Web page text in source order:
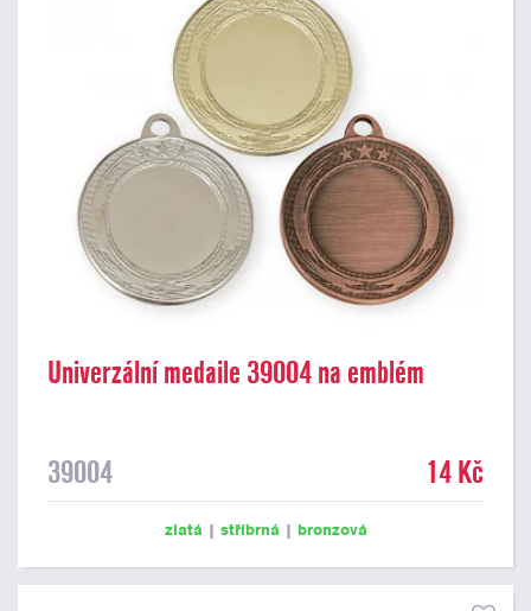
Univerzální medaile 39004 na emblém
39004 14 Kč
zlatá | stříbrná | bronzová